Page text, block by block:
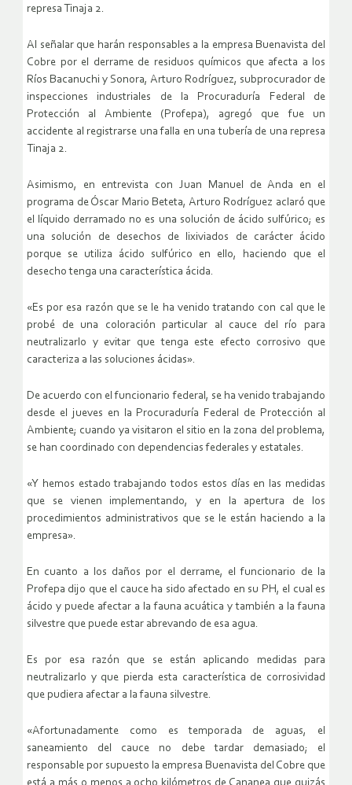
represa Tinaja 2.
Al señalar que harán responsables a la empresa Buenavista del
Cobre por el derrame de residuos químicos que afecta a los
Ríos Bacanuchi y Sonora, Arturo Rodríguez, subprocurador de
inspecciones industriales de la Procuraduría Federal de
Protección al Ambiente (Profepa), agregó que fue un
accidente al registrarse una falla en una tubería de una represa
Tinaja 2.
Asimismo, en entrevista con Juan Manuel de Anda en el
programa de Óscar Mario Beteta, Arturo Rodríguez aclaró que
el líquido derramado no es una solución de ácido sulfúrico; es
una solución de desechos de lixiviados de carácter ácido
porque se utiliza ácido sulfúrico en ello, haciendo que el
desecho tenga una característica ácida.
«Es por esa razón que se le ha venido tratando con cal que le
probé de una coloración particular al cauce del río para
neutralizarlo y evitar que tenga este efecto corrosivo que
caracteriza a las soluciones ácidas».
De acuerdo con el funcionario federal, se ha venido trabajando
desde el jueves en la Procuraduría Federal de Protección al
Ambiente; cuando ya visitaron el sitio en la zona del problema,
se han coordinado con dependencias federales y estatales.
«Y hemos estado trabajando todos estos días en las medidas
que se vienen implementando, y en la apertura de los
procedimientos administrativos que se le están haciendo a la
empresa».
En cuanto a los daños por el derrame, el funcionario de la
Profepa dijo que el cauce ha sido afectado en su PH, el cual es
ácido y puede afectar a la fauna acuática y también a la fauna
silvestre que puede estar abrevando de esa agua.
Es por esa razón que se están aplicando medidas para
neutralizarlo y que pierda esta característica de corrosividad
que pudiera afectar a la fauna silvestre.
«Afortunadamente como es temporada de aguas, el
saneamiento del cauce no debe tardar demasiado; el
responsable por supuesto la empresa Buenavista del Cobre que